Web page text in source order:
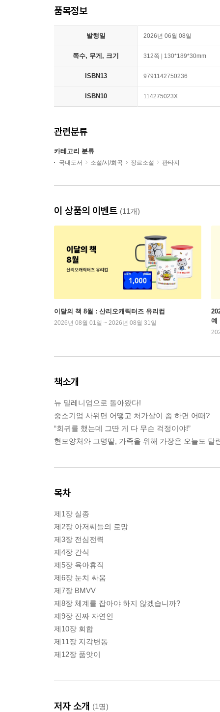
품목정보
발행일 2026년 06월 08일
쪽수, 무게, 크기 312쪽 | 130*189*30mm
ISBN13 9791142750236
ISBN10 114275023X
관련분류
카테고리 분류
국내도서 소설/시/희곡 장르소설 판타지
이 상품의 이벤트 (11개)
이달의 책 8월 : 산리오캐릭터즈 유리컵
2026년 08월 01일 ~ 2026년 08월 31일
예
책소개
뉴 밀레니엄으로 돌아왔다!
중소기업 사위면 어떻고 처가살이 좀 하면 어때?
“회귀를 했는데 그딴 게 다 무슨 걱정이야!”
현모양처와 고명딸, 가족을 위해 가장은 오늘도 달
목차
제1장 실종
제2장 아저씨들의 로망
제3장 전심전력
제4장 간식
제5장 육아휴직
제6장 눈치 싸움
제7장 BMVV
제8장 체계를 잡아야 하지 않겠습니까?
제9장 진짜 자연인
제10장 회합
제11장 지각변동
제12장 품앗이
저자 소개 (1명)